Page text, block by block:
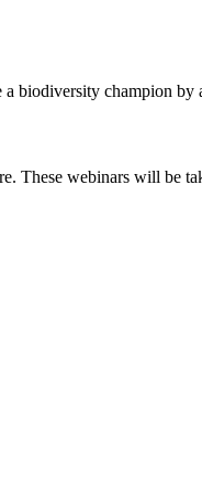
biodiversity champion by
These webinars will be